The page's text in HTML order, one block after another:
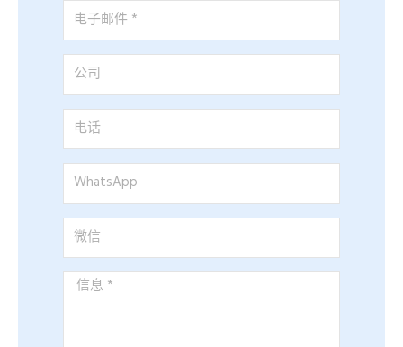
* 电
子
邮
件
*
公
司
电
话
WhatsApp
微
信
信